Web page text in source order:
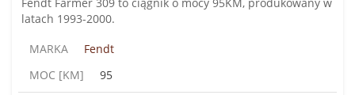
latach 1993-2000.
MARKA
Fendt
MOC [KM]
95